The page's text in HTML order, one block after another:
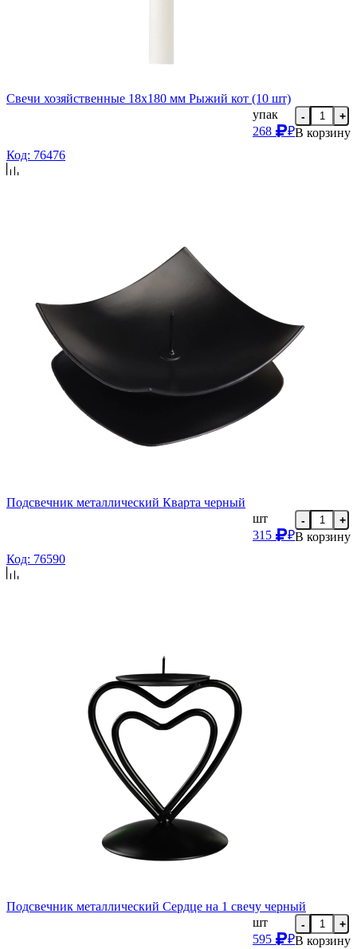
Свечи хозяйственные 18х180 мм Рыжий кот (10 шт)
упак
268
₽
- +
В корзину
Код: 76476
Подсвечник металлический Кварта черный
шт
315
₽
- +
В корзину
Код: 76590
Подсвечник металлический Сердце на 1 свечу черный
шт
595
₽
- +
В корзину